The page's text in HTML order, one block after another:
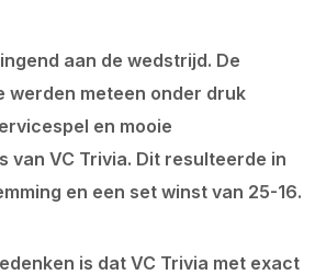
aan de wedstrijd. De
werden meteen onder druk
en mooie
van VC Trivia. Dit resulteerde in
en een set winst van 25-16.
is dat VC Trivia met exact